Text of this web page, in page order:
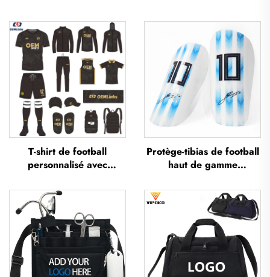
T-shirt de football
personnalisé avec
maillot d'équipe de
football, t-shirts, uniforme
de football, maillot de
football, tenue de
football, maillot de
football
Protège-tibias de football
haut de gamme
tibias pour football,
protections pour les
jambes, protège-tibias
pour football et soccer